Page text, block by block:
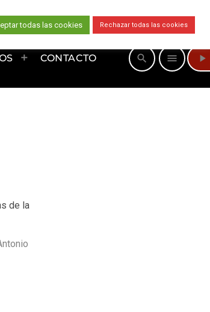
CONTACTO search menu play_arrow
de la
todas las cookies Rechazar todas las cookies